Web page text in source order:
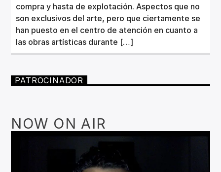
compra y hasta de explotación. Aspectos que no
son exclusivos del arte, pero que ciertamente se
han puesto en el centro de atención en cuanto a
las obras artísticas durante […]
PATROCINADOR
NOW ON AIR